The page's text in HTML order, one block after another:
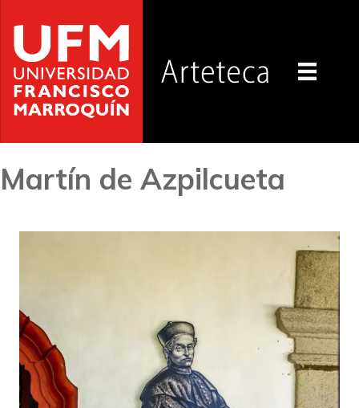
Martín de Azpilcueta